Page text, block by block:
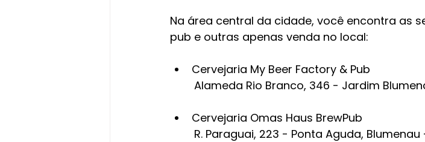
Na área central da cidade, você encontra as
pub e outras apenas venda no local:
Cervejaria My Beer Factory & Pub
Alameda Rio Branco, 346 - Jardim
Cervejaria Omas Haus BrewPub
R. Paraguai, 223 - Ponta Aguda, Blumenau